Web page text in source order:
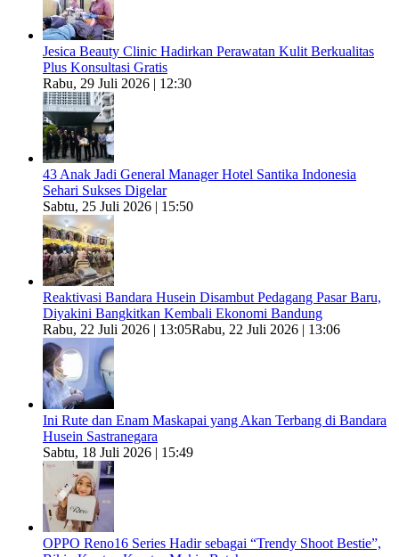
Jesica Beauty Clinic Hadirkan Perawatan Kulit Berkualitas
Plus Konsultasi Gratis
Rabu, 29 Juli 2026 | 12:30
43 Anak Jadi General Manager Hotel Santika Indonesia
Sehari Sukses Digelar
Sabtu, 25 Juli 2026 | 15:50
Reaktivasi Bandara Husein Disambut Pedagang Pasar Baru,
Diyakini Bangkitkan Kembali Ekonomi Bandung
Rabu, 22 Juli 2026 | 13:05Rabu, 22 Juli 2026 | 13:06
Ini Rute dan Enam Maskapai yang Akan Terbang di Bandara
Husein Sastranegara
Sabtu, 18 Juli 2026 | 15:49
OPPO Reno16 Series Hadir sebagai “Trendy Shoot Bestie”,